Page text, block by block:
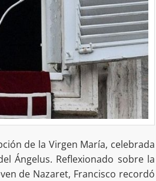
de la Virgen María, celebrada
Ángelus. Reflexionado sobre la
de Nazaret, Francisco recordó